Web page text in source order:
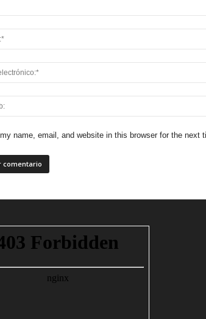
name, email, and website in this browser for the next